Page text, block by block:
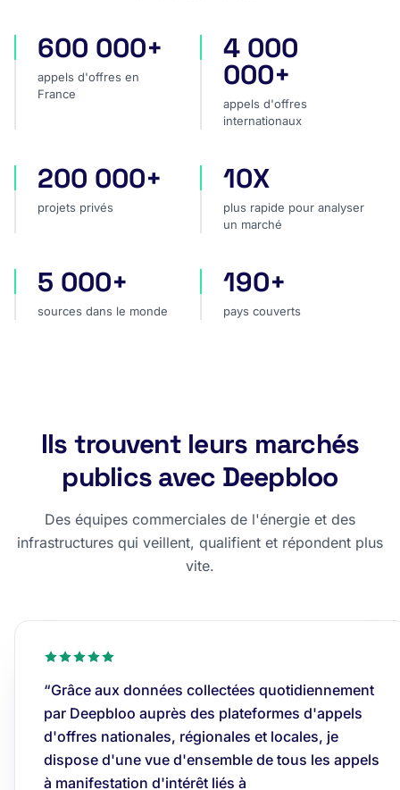
appels d'offres en France
600 000+
appels d'offres en
France
appels d'offres
4 000
000+
appels d'offres
internationaux
projets privés
200 000+
projets privés
plus rapide pour analyser
10X
plus rapide pour analyser
un marché
sources dans le monde
5 000+
sources dans le monde
pays couverts
190+
pays couverts
Ils trouvent leurs marchés
publics avec Deepbloo
Des équipes commerciales de l'énergie et des
infrastructures qui veillent, qualifient et répondent plus
vite.
“Grâce aux données collectées quotidiennement
par Deepbloo auprès des plateformes d'appels
d'offres nationales, régionales et locales, je
dispose d'une vue d'ensemble de tous les appels
à manifestation d'intérêt liés à